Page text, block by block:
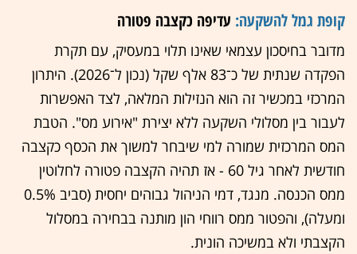
קופת גמל להשקעה: עדיפה כקצבה פטורה
מדובר בחיסכון עצמאי שאינו תלוי במעסיק, עם תקרת
הפקדה שנתית של כ־83 אלף שקל (נכון ל־2026). היתרון
המרכזי במכשיר זה הוא הנזילות המלאה, לצד האפשרות
לעבור בין מסלולי השקעה ללא יצירת "אירוע מס". הטבת
המס המרכזית שמורה למי שיבחר למשוך את הכסף כקצבה
חודשית לאחר גיל 60 - אז תהיה הקצבה פטורה לחלוטין
ממס הכנסה. מנגד, דמי הניהול גבוהים יחסית (סביב 0.5%
ומעלה), והפטור ממס רווחי הון מותנה בבחירה במסלול
הקצבתי ולא במשיכה הונית.